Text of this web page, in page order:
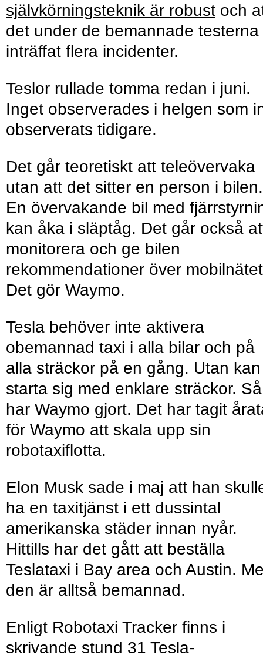
självkörningsteknik är robust och
det under de bemannade testerna
inträffat flera incidenter.
Teslor rullade tomma redan i juni.
Inget observerades i helgen som
observerats tidigare.
Det går teoretiskt att teleövervaka
utan att det sitter en person i bilen.
En övervakande bil med
kan åka i släptåg. Det går också
monitorera och ge bilen
rekommendationer över
Det gör Waymo.
Tesla behöver inte aktivera
obemannad taxi i alla bilar och på
alla sträckor på en gång. Utan kan
starta sig med enklare sträckor. Så
har Waymo gjort. Det har tagit
för Waymo att skala upp sin
robotaxiflotta.
Elon Musk sade i maj att han
ha en taxitjänst i ett dussintal
amerikanska städer innan nyår.
Hittills har det gått att beställa
Teslataxi i Bay area och Austin.
den är alltså bemannad.
Enligt Robotaxi Tracker finns i
skrivande stund 31 Tesla-